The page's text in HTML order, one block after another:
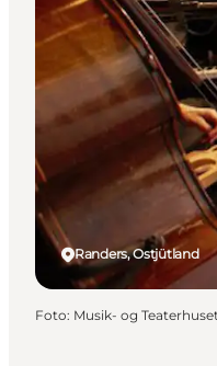
Randers, Ostjütland
Foto: Musik- og